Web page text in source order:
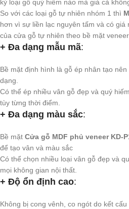
kỳ loại gỗ quý hiếm nào mà giá cả
So với các loại gỗ tự nhiên nhóm 1 thì
hơn vì sự liền lạc nguyên tấm và có
của cửa gỗ tự nhiên theo bề mặt veneer.
+ Đa dạng mẫu mã:
Bề mặt định hình là gỗ ép nhân tạo
dạng.
Có thể ép nhiều vân gỗ đẹp và quý
tùy từng thời điểm.
+ Đa dạng màu sắc:
Bề mặt Cửa gỗ MDF phủ veneer KD-
để tạo vân và màu sắc
Có thể chọn nhiều loại vân gỗ đẹp và
mọi không gian nội thất.
+ Độ ổn định cao:
Không bị cong vênh, co ngót do kết